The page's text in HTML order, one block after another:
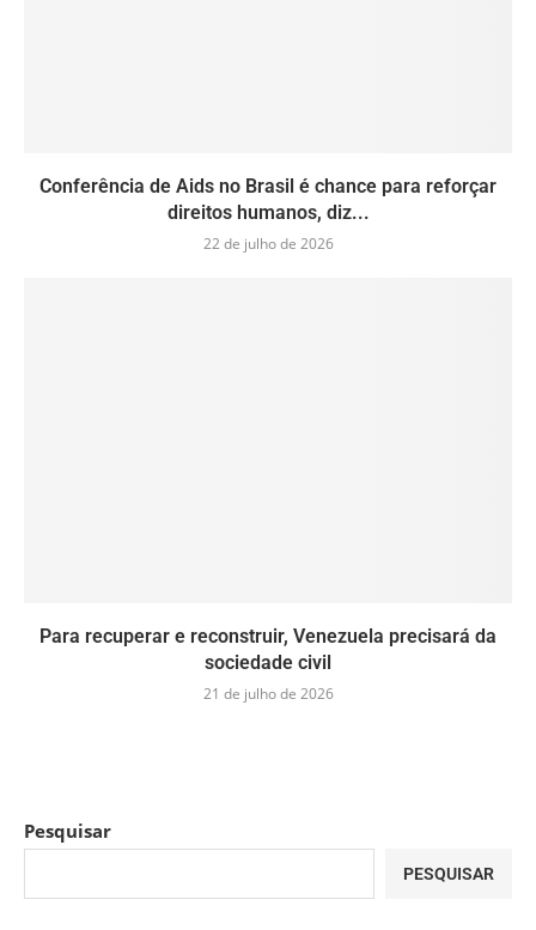
Conferência de Aids no Brasil é chance para reforçar
direitos humanos, diz...
22 de julho de 2026
Para recuperar e reconstruir, Venezuela precisará da
sociedade civil
21 de julho de 2026
Pesquisar
PESQUISAR